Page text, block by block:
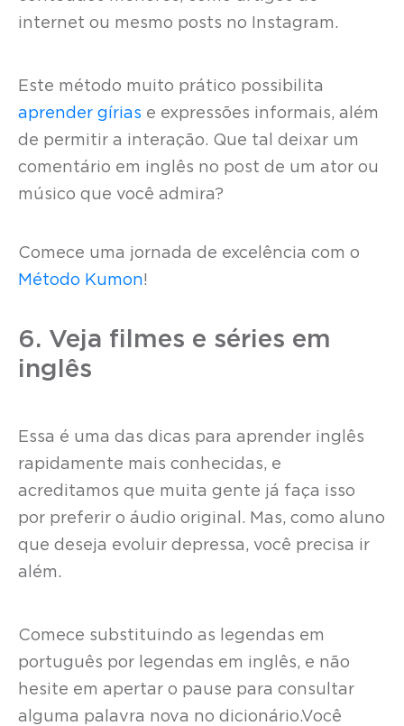
internet ou mesmo posts no Instagram.
Este método muito prático possibilita
aprender gírias e expressões informais, além
de permitir a interação. Que tal deixar um
comentário em inglês no post de um ator ou
músico que você admira?
Comece uma jornada de excelência com o
Método Kumon!
6. Veja filmes e séries em
inglês
Essa é uma das dicas para aprender inglês
rapidamente mais conhecidas, e
acreditamos que muita gente já faça isso
por preferir o áudio original. Mas, como aluno
que deseja evoluir depressa, você precisa ir
além.
Comece substituindo as legendas em
português por legendas em inglês, e não
hesite em apertar o pause para consultar
alguma palavra nova no dicionário.Você